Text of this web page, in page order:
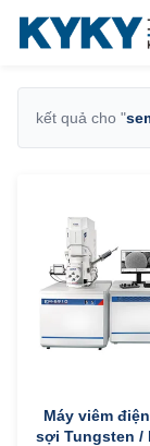
kết quả cho "
Máy viêm
sợi Tungsten /